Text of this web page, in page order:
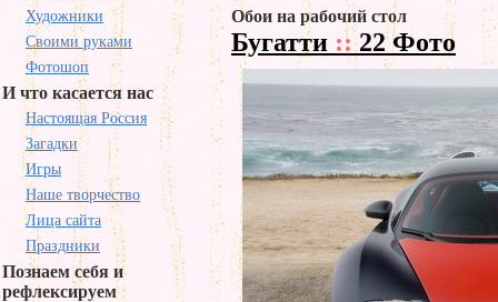
Художники
Своими руками
Фотошоп
И что касается нас
Настоящая Россия
Загадки
Игры
Наше творчество
Лица сайта
Праздники
Познаем себя и
рефлексируем
Обои на рабочий стол
Бугатти ::22 Фото